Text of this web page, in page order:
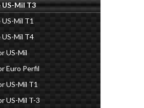
US-Mil T3
Mil T1
US-Mil T4
US-Mil
Euro Perfil
US-Mil T1
US-Mil T-3